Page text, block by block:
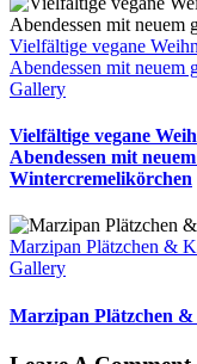
Vielfältige vegane
Abendessen mit neuem
Gallery
Vielfältige vegane
Abendessen mit
Wintercremelikörchen
Marzipan Plätzchen &
Gallery
Marzipan Plätzchen